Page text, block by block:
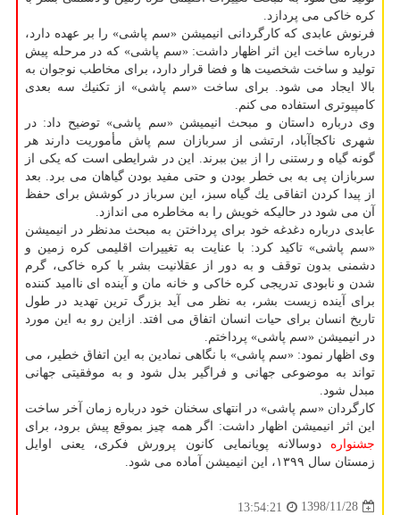
كره خاكی می پردازد.
فرنوش عابدی كه كارگردانی انیمیشن «سم پاشی» را بر عهده دارد،
درباره ساخت این اثر اظهار داشت: «سم پاشی» كه در مرحله پیش
تولید و ساخت شخصیت ها و فضا قرار دارد، برای مخاطب نوجوان به
بالا ایجاد می شود. برای ساخت «سم پاشی» از تكنیك سه بعدی
كامپیوتری استفاده می كنم.
وی درباره داستان و مبحث انیمیشن «سم پاشی» توضیح داد: در
شهری ناكجاآباد، ارتشی از سربازان سم پاش مأموریت دارند هر
گونه گیاه و رستنی را از بین ببرند. این در شرایطی است كه یكی از
سربازان پی به بی خطر بودن و حتی مفید بودن گیاهان می برد. بعد
از پیدا كردن اتفاقی یك گیاه سبز، این سرباز در كوشش برای حفظ
آن می شود در حالیكه خویش را به مخاطره می اندازد.
عابدی درباره دغدغه خود برای پرداختن به مبحث مدنظر در انیمیشن
«سم پاشی» تاكید كرد: با عنایت به تغییرات اقلیمی كره زمین و
دشمنی بدون توقف و به دور از عقلانیت بشر با كره خاكی، گرم
شدن و نابودی تدریجی كره خاكی و خانه مان و آینده ای ناامید كننده
برای آینده زیست بشر، به نظر می آید بزرگ ترین تهدید در طول
تاریخ انسان برای حیات انسان اتفاق می افتد. ازاین رو به این مورد
در انیمیشن «سم پاشی» پرداختم.
وی اظهار نمود: «سم پاشی» با نگاهی نمادین به این اتفاق خطیر، می
تواند به موضوعی جهانی و فراگیر بدل شود و به موفقیتی جهانی
مبدل شود.
كارگردان «سم پاشی» در انتهای سخنان خود درباره زمان آخر ساخت
این اثر انیمیشن اظهار داشت: اگر همه چیز بموقع پیش برود، برای
جشنواره دوسالانه پویانمایی كانون پرورش فكری، یعنی اوایل
زمستان سال ۱۳۹۹، این انیمیشن آماده می شود.
1398/11/28
13:54:21